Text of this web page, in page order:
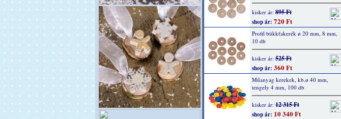
kisker ár: 895 Ft
shop ár: 720 Ft
Profil bükkfakerék ø 20 mm, 8 mm,
10 db
kisker ár: 525 Ft
shop ár: 360 Ft
Műanyag kerekek, kb.ø 40 mm,
tengely 4 mm, 100 db
kisker ár: 12 315 Ft
shop ár: 10 340 Ft